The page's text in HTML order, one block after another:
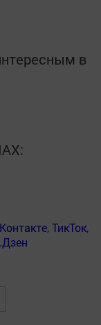
в
,ТикТок,